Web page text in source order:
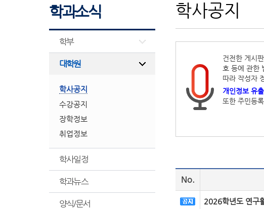
학과소식
학부
대학원
학사공지
수강공지
장학정보
취업정보
학사일정
학과뉴스
양식/문서
학사공지
건전한 게시
호 등에 관한
따라 작성자
개인정보 유
또한 주민등
No.
2026학년도 연구